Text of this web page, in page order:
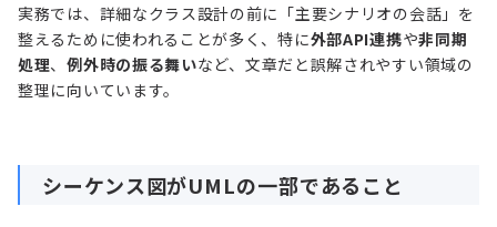
実務では、詳細なクラス設計の前に「主要シナリオの会話」を
整えるために使われることが多く、特に外部API連携や非同期
処理、例外時の振る舞いなど、文章だと誤解されやすい領域の
整理に向いています。
シーケンス図がUMLの一部であること